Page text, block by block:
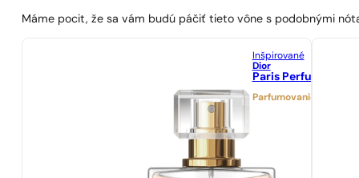
Máme pocit, že sa vám budú páčiť tieto vône s podobnými
Inšpirované
Dior
Paris Perfumes N°
Parfumovanie 21%